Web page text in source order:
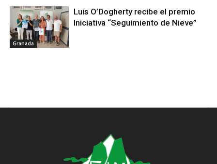
Granada
Luis O’Dogherty recibe el premio
Iniciativa “Seguimiento de Nieve”